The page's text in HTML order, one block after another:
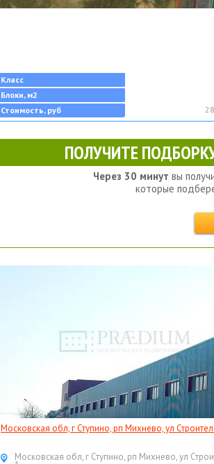
Класс
Блоки, м2
Стоимость, руб
ПОЛУЧИТЕ
Через 30 минут вы
которые
Московская обл, г Ступино, рп Михнево, ул
Московская обл, г Ступино, рп Михнево, ул